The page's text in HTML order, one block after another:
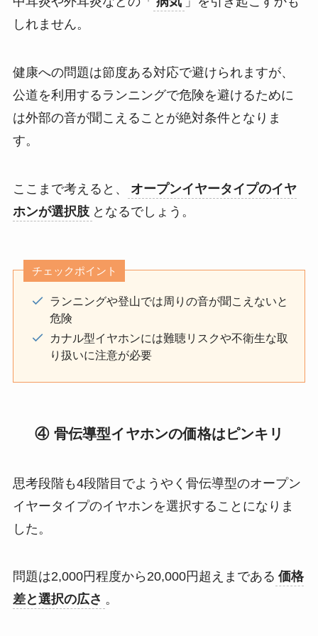
しれません。
健康への問題は節度ある対応で避けられますが、
公道を利用するランニングで危険を避けるために
は外部の音が聞こえることが絶対条件となりま
す。
ここまで考えると、
オープンイヤータイプのイヤ
ホンが選択肢 となるでしょう。
チェックポイント
ランニングや登山では周りの音が聞こえないと
危険
カナル型イヤホンには難聴リスクや不衛生な取
り扱いに注意が必要
④ 骨伝導型イヤホンの価格はピンキリ
思考段階も4段階目でようやく骨伝導型のオープン
イヤータイプのイヤホンを選択することになりま
した。
問題は2,000円程度から20,000円超えまである 価格
差と選択の広さ 。